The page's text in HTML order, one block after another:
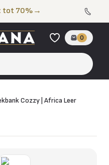
tot 70% →
0
Cozzy | Africa Leer